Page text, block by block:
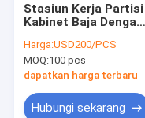
Wisata pabrik
Kontrol kualitas
Hubungi kami
Stasiun Kerja Partisi
Kabinet Baja Dengan
Warna Sliver
H725xW700XD550mm
Harga:USD200/PCS
MOQ:100 pcs
dapatkan harga terbaru
Hubungi sekarang